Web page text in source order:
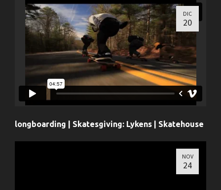
DIC
20
longboarding | Skatesgiving: Lykens | Skatehouse
NOV
24